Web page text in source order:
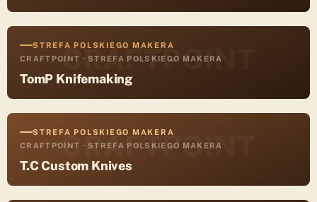
CRAFTPOINT
STREFA POLSKIEGO MAKERA
CRAFTPOINT · STREFA POLSKIEGO MAKERA
TomP Knifemaking
CRAFTPOINT
STREFA POLSKIEGO MAKERA
CRAFTPOINT · STREFA POLSKIEGO MAKERA
T.C Custom Knives